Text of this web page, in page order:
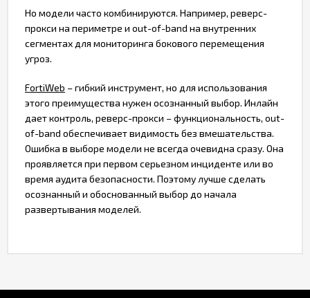
Но модели часто комбинируются. Например, реверс-
прокси на периметре и out-of-band на внутренних
сегментах для мониторинга бокового перемещения
угроз.
FortiWeb – гибкий инструмент, но для использования
этого преимущества нужен осознанный выбор. Инлайн
дает контроль, реверс-прокси – функциональность, out-
of-band обеспечивает видимость без вмешательства.
Ошибка в выборе модели не всегда очевидна сразу. Она
проявляется при первом серьезном инциденте или во
время аудита безопасности. Поэтому лучше сделать
осознанный и обоснованный выбор до начала
развертывания моделей.